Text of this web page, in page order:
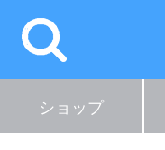
ショップ